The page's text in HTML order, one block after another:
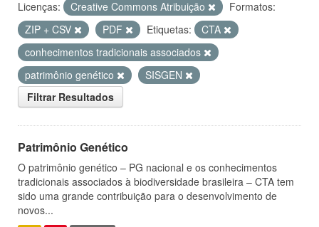
Licenças: Creative Commons Atribuição
Formatos:
ZIP + CSV
PDF Etiquetas:
CTA
conhecimentos tradicionais associados
patrimônio genético
SISGEN
Filtrar Resultados
Patrimônio Genético
O patrimônio genético – PG nacional e os conhecimentos
tradicionais associados à biodiversidade brasileira – CTA tem
sido uma grande contribuição para o desenvolvimento de
novos...